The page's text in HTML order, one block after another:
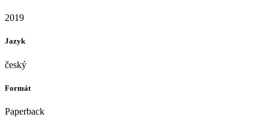
2019
Jazyk
český
Formát
Paperback